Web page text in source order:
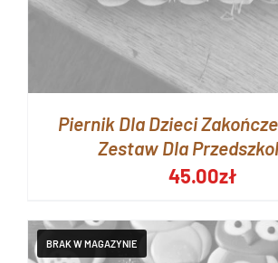
Piernik Dla Dzieci
Zestaw Dla
45.00zł